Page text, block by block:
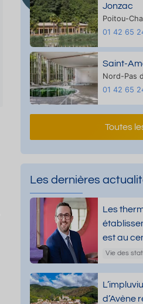
Jonzac
Poitou-
01 42 65
Saint-
Nord-Pas
01 42 65
Toutes
Les dernières
Les
est au
Vie des
d’Avène